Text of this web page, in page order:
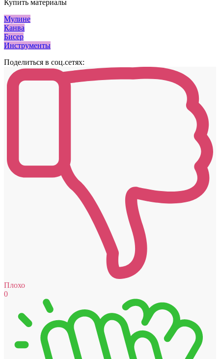
Купить материалы
Мулине
Канва
Бисер
Инструменты
Поделиться в соц.сетях:
Плохо
0